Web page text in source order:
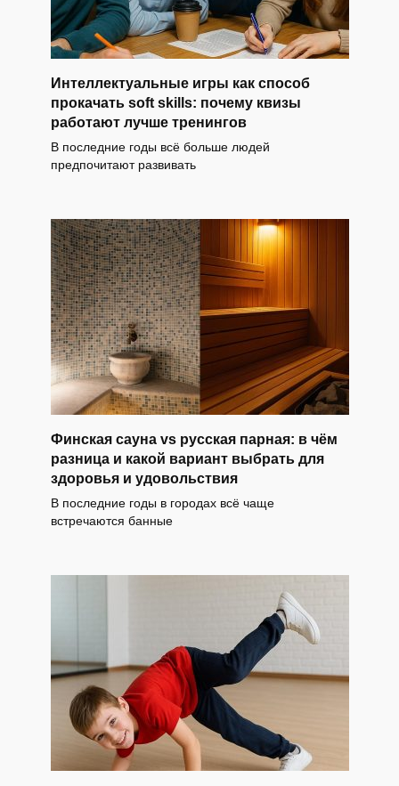
Интеллектуальные игры как способ
прокачать soft skills: почему квизы
работают лучше тренингов
В последние годы всё больше людей
предпочитают развивать
Финская сауна vs русская парная: в чём
разница и какой вариант выбрать для
здоровья и удовольствия
В последние годы в городах всё чаще
встречаются банные